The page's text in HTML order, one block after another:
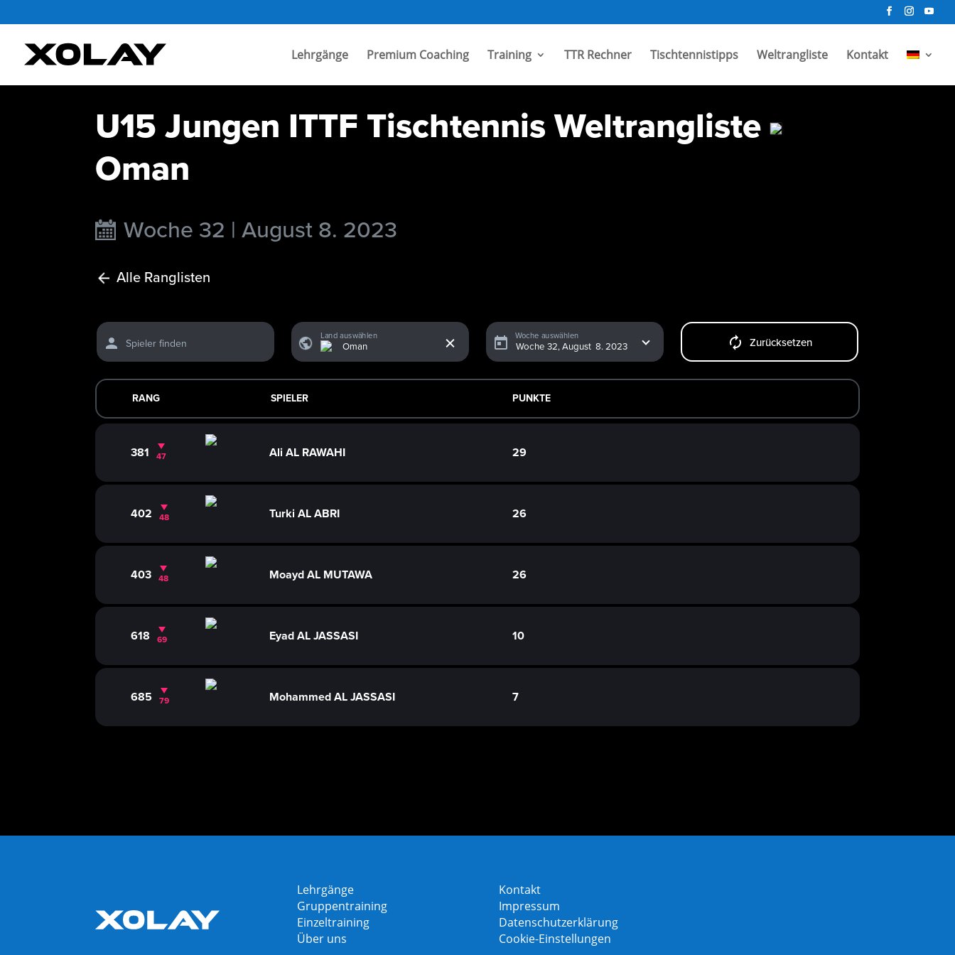
Lehrgänge Premium Coaching Training TTR Rechner Tischtennistipps Weltrangliste Kontakt
U15 Jungen ITTF Tischtennis Weltrangliste
Oman
Woche 32 | August 8. 2023
Alle Ranglisten
Spieler finden
Land auswählen Woche auswählen
Zurücksetzen
RANG SPIELER PUNKTE
381 47 Ali AL RAWAHI 29
402 48 Turki AL ABRI 26
403 48 Moayd AL MUTAWA 26
618 69 Eyad AL JASSASI 10
685 79 Mohammed AL JASSASI 7
Lehrgänge
Gruppentraining
Einzeltraining
Über uns
Kontakt
Impressum
Datenschutzerklärung
Cookie-Einstellungen